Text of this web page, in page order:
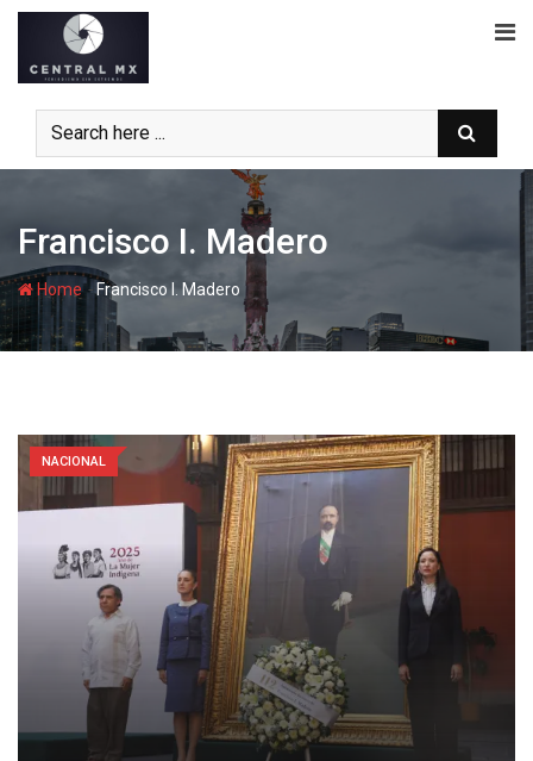
Skip
content
Francisco I. Madero
Home-Francisco I. Madero
NACIONAL